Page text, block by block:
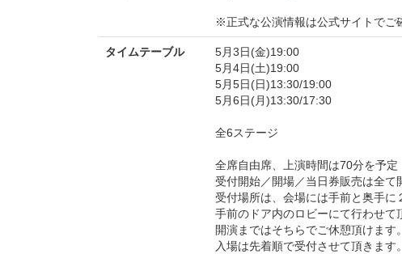
※正式な公演情報は公式サイトでご
タイムテーブル
5月3日(金)19:00
5月4日(土)19:00
5月5日(日)13:30/19:00
5月6日(月)13:30/17:30
全6ステージ
全席自由席、上演時間は70分を予定
受付開始／開場／当日券販売は全て
受付場所は、会場には手前と奥手に
手前のドア内のロビーにて行わせて
開演まではそちらでご休憩頂けます。
入場は先着順で受付させて頂きます。